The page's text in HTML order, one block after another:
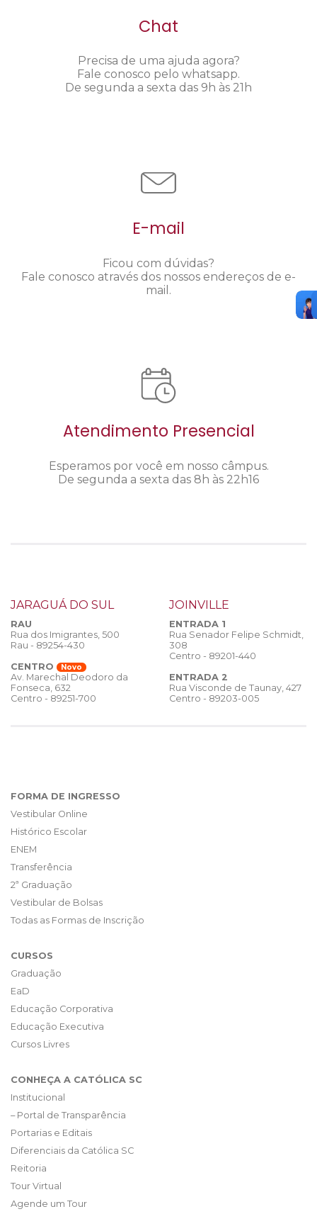
Chat
Precisa de uma ajuda agora?
Fale conosco pelo whatsapp.
De segunda a sexta das 9h às 21h
E-mail
Ficou com dúvidas?
Fale conosco através dos nossos endereços de e-
mail.
Atendimento Presencial
Esperamos por você em nosso câmpus.
De segunda a sexta das 8h às 22h16
JARAGUÁ DO SUL
RAU
Rua dos Imigrantes, 500
Rau - 89254-430
CENTRO
Novo
Av. Marechal Deodoro da
Fonseca, 632
Centro - 89251-700
JOINVILLE
ENTRADA 1
Rua Senador Felipe Schmidt,
308
Centro - 89201-440
ENTRADA 2
Rua Visconde de Taunay, 427
Centro - 89203-005
FORMA DE INGRESSO
Vestibular Online
Histórico Escolar
ENEM
Transferência
2ª Graduação
Vestibular de Bolsas
Todas as Formas de Inscrição
CURSOS
Graduação
EaD
Educação Corporativa
Educação Executiva
Cursos Livres
CONHEÇA A CATÓLICA SC
Institucional
– Portal de Transparência
Portarias e Editais
Diferenciais da Católica SC
Reitoria
Tour Virtual
Agende um Tour